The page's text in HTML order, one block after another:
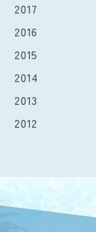
2017
2016
2015
2014
2013
2012